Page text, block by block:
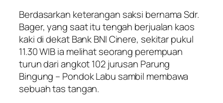
Berdasarkan keterangan saksi bernama Sdr.
Bager, yang saat itu tengah berjualan kaos
kaki di dekat Bank BNI Cinere, sekitar pukul
11.30 WIB ia melihat seorang perempuan
turun dari angkot 102 jurusan Parung
Bingung – Pondok Labu sambil membawa
sebuah tas tangan.